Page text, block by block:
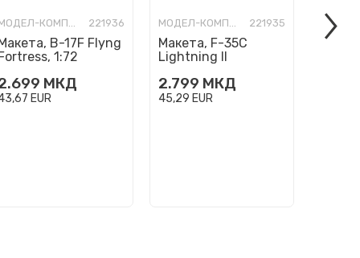
МОДЕЛ-КОМПЛЕТ 221936
B-17F Flyng
1:72
МКД
EUR
МОДЕЛ-КОМПЛЕТ 221935
Макета, F-35C
Lightning II
1:72
2.799 МКД
45,29 EUR